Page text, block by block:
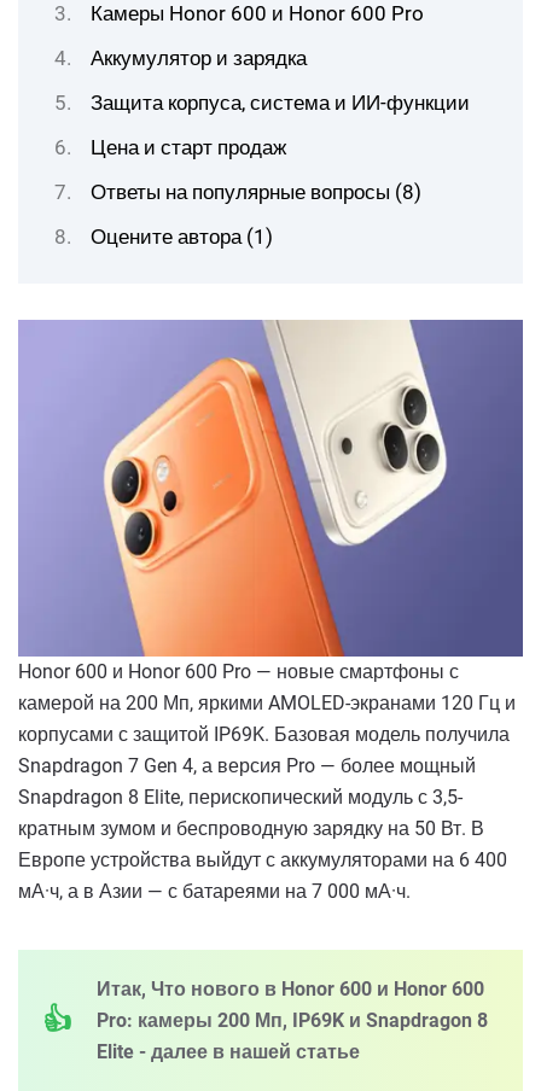
Камеры Honor 600 и Honor 600 Pro
Аккумулятор и зарядка
Защита корпуса, система и ИИ-функции
Цена и старт продаж
Ответы на популярные вопросы (8)
Оцените автора (1)
Honor 600 и Honor 600 Pro — новые смартфоны с
камерой на 200 Мп, яркими AMOLED-экранами 120 Гц и
корпусами с защитой IP69K. Базовая модель получила
Snapdragon 7 Gen 4, а версия Pro — более мощный
Snapdragon 8 Elite, перископический модуль с 3,5-
кратным зумом и беспроводную зарядку на 50 Вт. В
Европе устройства выйдут с аккумуляторами на 6 400
мА·ч, а в Азии — с батареями на 7 000 мА·ч.
Итак, Что нового в Honor 600 и Honor 600
Pro: камеры 200 Мп, IP69K и Snapdragon 8
Elite - далее в нашей статье